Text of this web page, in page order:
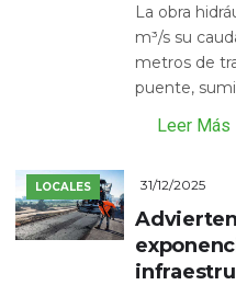
La obra
m³/s su
metros de
puente,
Leer Más
LOCALES 31/12/2025